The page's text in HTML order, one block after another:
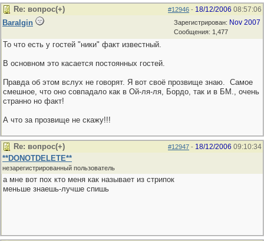
#12946 - 18/12/2006 08:57:06
Re: вопрос(+)
Зарегистрирован: Nov 2007
Сообщения: 1,477
Baralgin
То что есть у гостей "ники" факт известный.
В основном это касается постоянных гостей.
Правда об этом вслух не говорят. Я вот своё прозвище знаю. Самое
смешное, что оно совпадало как в Ой-ля-ля, Бордо, так и в БМ., очень
странно но факт!
А что за прозвище не скажу!!!
#12947 - 18/12/2006 09:10:34
Re: вопрос(+)
**DONOTDELETE**
незарегистрированный пользователь
а мне вот пох кто меня как называет из стрипок
меньше знаешь-лучше спишь